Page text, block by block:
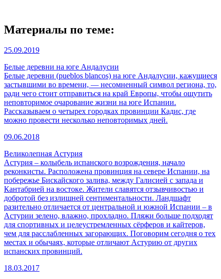
Материалы по теме:
25.09.2019
Белые деревни на юге Андалусии
Белые деревни (pueblos blancos) на юге Андалусии, кажущиеся
застывшими во времени, — несомненный символ региона, то,
ради чего стоит отправиться на край Европы, чтобы ощутить
неповторимое очарование жизни на юге Испании.
Рассказываем о четырех городках провинции Кадис, где
можно провести несколько неповторимых дней.
09.06.2018
Великолепная Астурия
Астурия – колыбель испанского возрождения, начало
реконкисты. Расположена провинция на севере Испании, на
побережье Бискайского залива, между Галисией с запада и
Кантабрией на востоке. Жители славятся отзывчивостью и
добротой без излишней сентиментальности. Ландшафт
разительно отличается от центральной и южной Испании – в
Астурии зелено, влажно, прохладно. Пляжи больше подходят
для спортивных и целеустремленных сёрферов и кайтеров,
чем для расслабленных загорающих. Поговорим сегодня о тех
местах и обычаях, которые отличают Астурию от других
испанских провинций.
18.03.2017